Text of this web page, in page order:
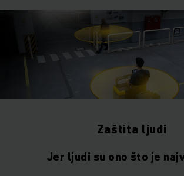
Zaštita ljudi
Jer ljudi su ono što je